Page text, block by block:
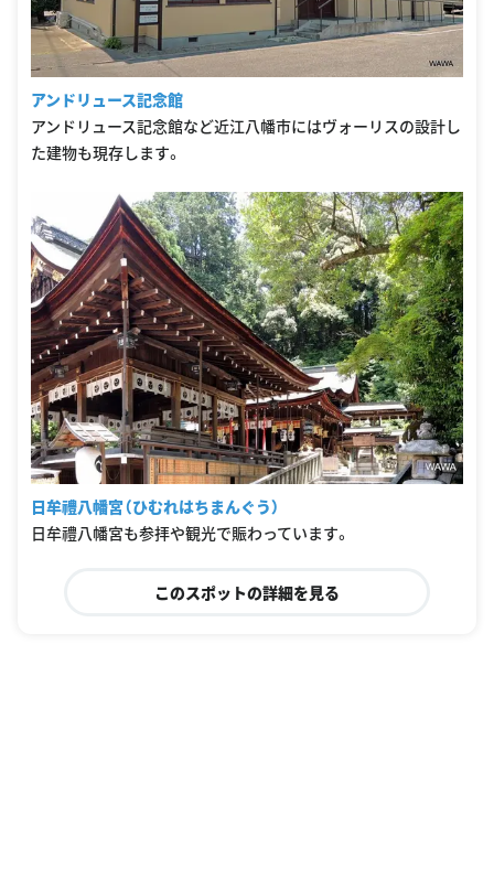
アンドリュース記念館
アンドリュース記念館など近江八幡市にはヴォーリスの設計し
た建物も現存します。
日牟禮八幡宮（ひむれはちまんぐう）
日牟禮八幡宮も参拝や観光で賑わっています。
このスポットの詳細を見る